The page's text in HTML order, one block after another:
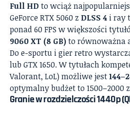
Full HD to wciąż
GeForce RTX 5060 z DLSS 4 i ray
ponad 60 FPS w większości
9060 XT (8 GB)to równoważna
Do e-sportu i gier retro
lub GTX 1650. W tytułach
Valorant, LoL) możliwe jest
optymalny budżet to 1500–2000
Granie w rozdzielczości 1440p